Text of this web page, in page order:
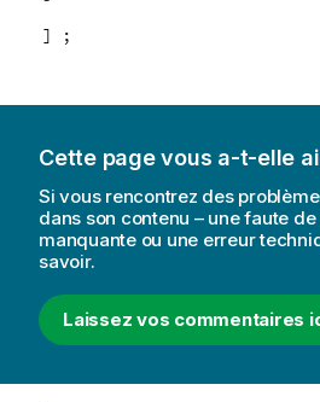
] ;
Cette page vous a-t-elle
Si vous rencontrez des
dans son contenu – une faute
manquante ou une erreur
savoir.
Laissez vos commentaires